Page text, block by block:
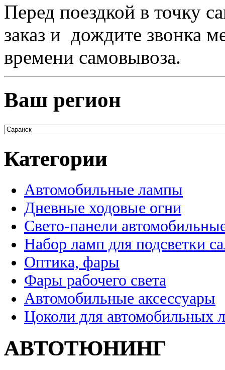
Перед поездкой в точку
заказ и дождите звонка
времени самовывоза.
Ваш регион
Категории
Автомобильные лампы
Дневные ходовые огни
Свето-панели
Набор ламп для подсветки
Оптика, фары
Фары рабочего света
Автомобильные аксессуары
Цоколи для автомобильных
АВТОТЮНИНГ